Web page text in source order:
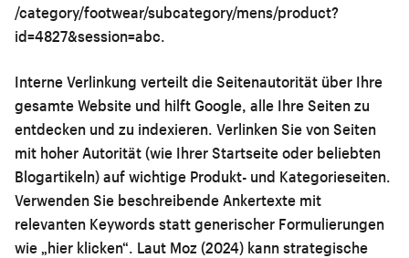
/category/footwear/subcategory/mens/product?
id=4827&session=abc.
Interne Verlinkung verteilt die Seitenautorität über Ihre
gesamte Website und hilft Google, alle Ihre Seiten zu
entdecken und zu indexieren. Verlinken Sie von Seiten
mit hoher Autorität (wie Ihrer Startseite oder beliebten
Blogartikeln) auf wichtige Produkt- und Kategorieseiten.
Verwenden Sie beschreibende Ankertexte mit
relevanten Keywords statt generischer Formulierungen
wie „hier klicken“. Laut Moz (2024) kann strategische